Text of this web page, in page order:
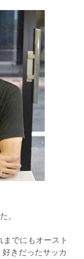
。
でにもオースト
きだったサッカ